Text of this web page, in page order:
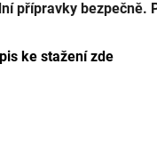
přípravky
ke stažení zde